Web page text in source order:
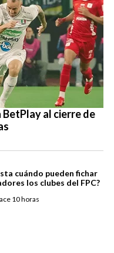
BetPlay al cierre de
cuándo pueden fichar
los clubes del FPC?
10 horas